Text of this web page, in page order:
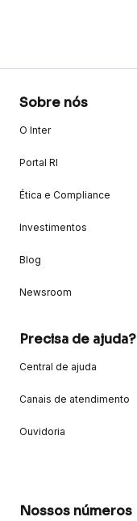
Sobre nós
O Inter
Portal RI
Ética e Compliance
Investimentos
Blog
Newsroom
Precisa de ajuda?
Central de ajuda
Canais de atendimento
Ouvidoria
Nossos números